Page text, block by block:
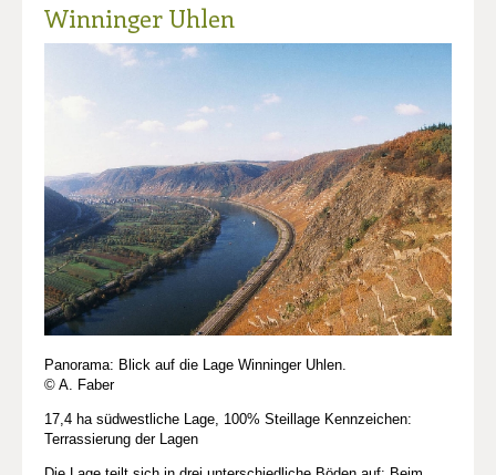
Winninger Uhlen
Panorama: Blick auf die Lage Winninger Uhlen.
© A. Faber
17,4 ha südwestliche Lage, 100% Steillage Kennzeichen:
Terrassierung der Lagen